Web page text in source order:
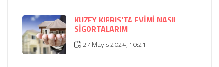
KUZEY KIBRIS'TA EVİMİ NASIL
SİGORTALARIM
27 Mayıs 2024, 10:21